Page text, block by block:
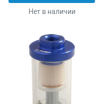
Нет в наличии